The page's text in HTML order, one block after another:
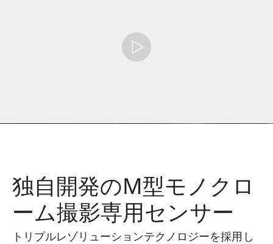
独自開発のM型モノクロ
ーム撮影専用センサー
トリプルレゾリューションテクノロジーを採用し